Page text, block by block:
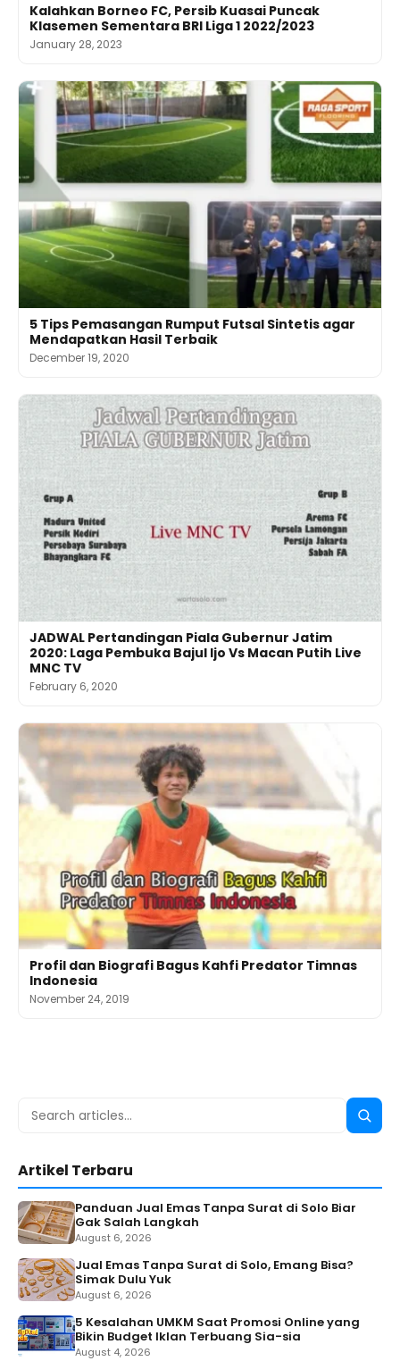
Kalahkan Borneo FC, Persib Kuasai Puncak
Klasemen Sementara BRI Liga 1 2022/2023
January 28, 2023
5 Tips Pemasangan Rumput Futsal Sintetis agar
Mendapatkan Hasil Terbaik
December 19, 2020
JADWAL Pertandingan Piala Gubernur Jatim
2020: Laga Pembuka Bajul Ijo Vs Macan Putih Live
MNC TV
February 6, 2020
Profil dan Biografi Bagus Kahfi Predator Timnas
Indonesia
November 24, 2019
Search
Search
Artikel Terbaru
Panduan Jual Emas Tanpa Surat di Solo Biar
Gak Salah Langkah
August 6, 2026
Jual Emas Tanpa Surat di Solo, Emang Bisa?
Simak Dulu Yuk
August 6, 2026
5 Kesalahan UMKM Saat Promosi Online yang
Bikin Budget Iklan Terbuang Sia-sia
August 4, 2026